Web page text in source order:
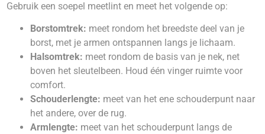
Gebruik een soepel meetlint en meet het volgende op:
Borstomtrek: meet rondom het breedste deel van je
borst, met je armen ontspannen langs je lichaam.
Halsomtrek: meet rondom de basis van je nek, net
boven het sleutelbeen. Houd één vinger ruimte voor
comfort.
Schouderlengte: meet van het ene schouderpunt naar
het andere, over de rug.
Armlengte: meet van het schouderpunt langs de